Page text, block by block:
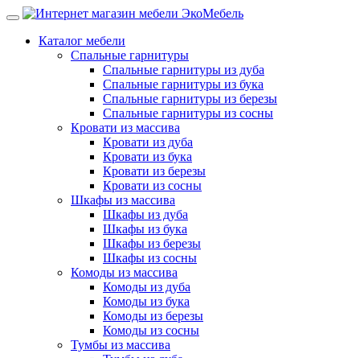
Каталог мебели
Спальные гарнитуры
Спальные гарнитуры из дуба
Спальные гарнитуры из бука
Спальные гарнитуры из березы
Спальные гарнитуры из сосны
Кровати из массива
Кровати из дуба
Кровати из бука
Кровати из березы
Кровати из сосны
Шкафы из массива
Шкафы из дуба
Шкафы из бука
Шкафы из березы
Шкафы из сосны
Комоды из массива
Комоды из дуба
Комоды из бука
Комоды из березы
Комоды из сосны
Тумбы из массива